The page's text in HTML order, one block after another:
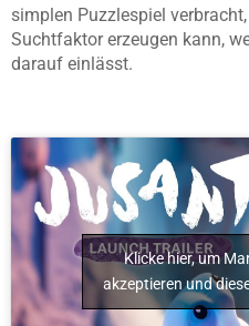
simplen Puzzlespiel
Suchtfaktor erzeugen kann,
darauf einlässt.
Klicke hier, um
akzeptieren und